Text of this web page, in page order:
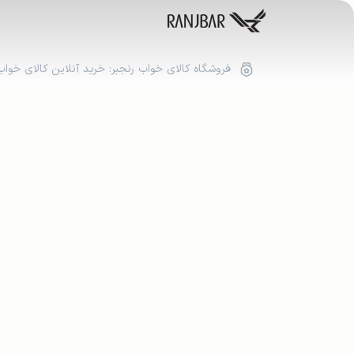
فروشگاه کالای خواب رنجبر: خرید آنلاین کالای
بازرگانی رنجبر: خرید کالای خواب | پتو، لحاف،